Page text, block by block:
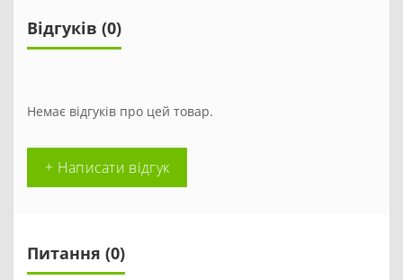
Відгуків (0)
Немає відгуків про цей товар.
+ Написати відгук
Питання (0)